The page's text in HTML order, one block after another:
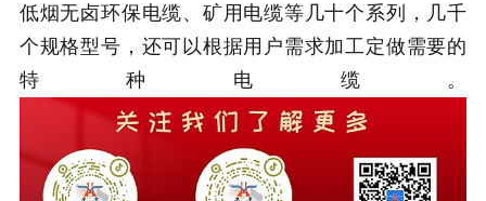
低烟无卤环保电缆、矿用电缆等几十个系列，几千
个规格型号，还可以根据用户需求加工定做需要的
特种电缆。